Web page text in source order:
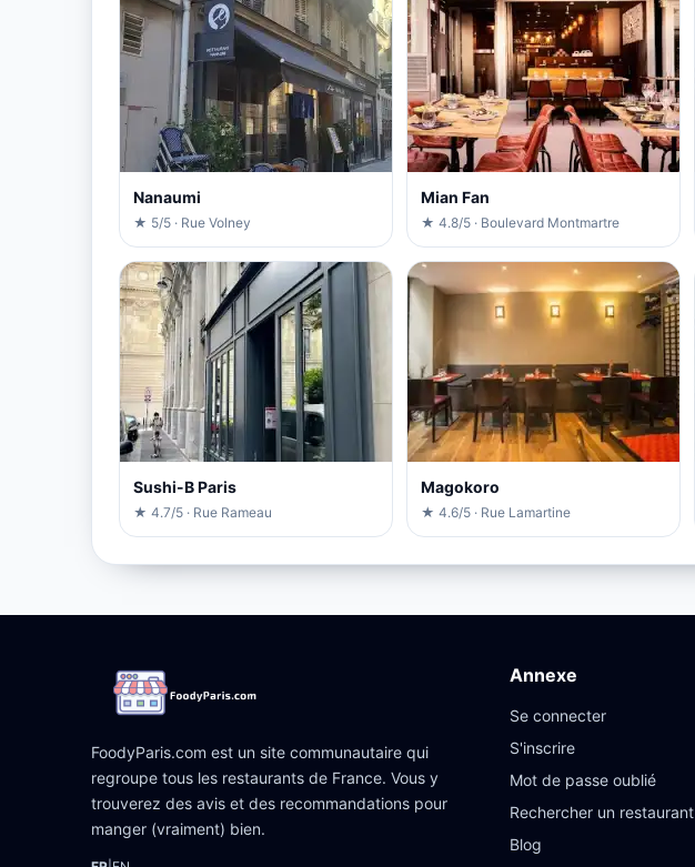
Nanaumi
★ 5/5 · Rue Volney
Mian Fan
★ 4.8/5 · Boulevard Montmartre
Sushi-B Paris
★ 4.7/5 · Rue Rameau
Magokoro
★ 4.6/5 · Rue Lamartine
FoodyParis.com est un site communautaire qui
regroupe tous les restaurants de France. Vous y
trouverez des avis et des recommandations pour
manger (vraiment) bien.
Annexe
Se connecter
S'inscrire
Mot de passe oublié
Rechercher un restaurant
Blog